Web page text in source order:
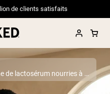
de clients satisfaits
Les meilleures poudres de protéine de lactosérum nourries à l'herbe de 2026